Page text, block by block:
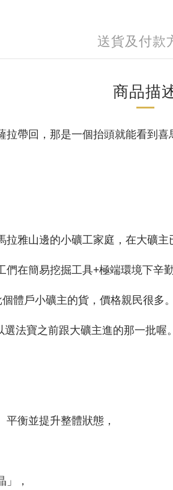
送貨及付款
商品描
帶回，那是一個抬頭就能看到喜
雅山邊的小礦工家庭，在大礦
在簡易挖掘工具+極端環境下辛勤
體戶小礦主的貨，價格親民很多。
法寶之前跟大礦主進的那一批喔。
衡並提升整體狀態，
，